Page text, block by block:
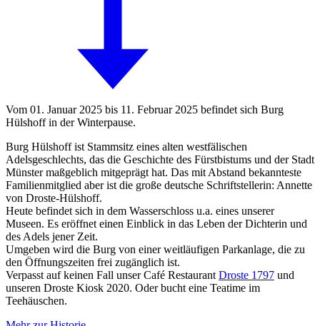
Vom 01. Januar 2025 bis 11. Februar 2025 befindet sich Burg
Hülshoff in der Winterpause.
Burg Hülshoff ist Stammsitz eines alten westfälischen
Adelsgeschlechts, das die Geschichte des Fürstbistums und der Stadt
Münster maßgeblich mitgeprägt hat. Das mit Abstand bekannteste
Familienmitglied aber ist die große deutsche Schriftstellerin: Annette
von Droste-Hülshoff.
Heute befindet sich in dem Wasserschloss u.a. eines unserer
Museen. Es eröffnet einen Einblick in das Leben der Dichterin und
des Adels jener Zeit.
Umgeben wird die Burg von einer weitläufigen Parkanlage, die zu
den Öffnungszeiten frei zugänglich ist.
Verpasst auf keinen Fall unser Café Restaurant Droste 1797 und
unseren Droste Kiosk 2020. Oder bucht eine Teatime im
Teehäuschen.